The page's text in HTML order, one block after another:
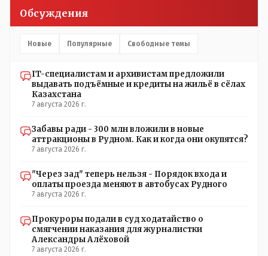
настоящему времени их установили только в
помещениях, предназначенных для административно-
установлены кондиционеры, питьевой и температурный
противоречие. Вы считаете иначе?
Обсуждения
Новые Популярные Свободные темы
IT-специалистам и архивистам предложили
выдавать подъёмные и кредиты на жильё в сёлах
Казахстана
7 августа 2026 г.
Забавы ради - 300 млн вложили в новые
аттракционы в Рудном. Как и когда они окупятся?
7 августа 2026 г.
"Через зад" теперь нельзя - Порядок входа и
оплаты проезда меняют в автобусах Рудного
7 августа 2026 г.
Прокуроры подали в суд ходатайство о
смягчении наказания для журналистки
Александры Алёховой
7 августа 2026 г.